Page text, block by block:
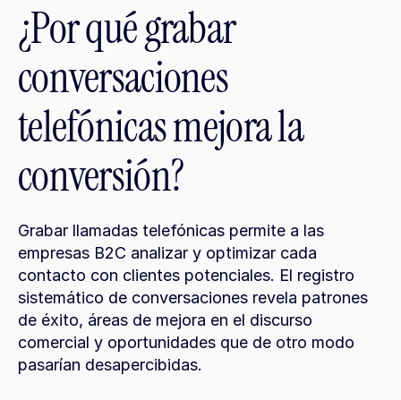
¿Por qué grabar
conversaciones
telefónicas mejora la
conversión?
Grabar llamadas telefónicas permite a las
empresas B2C analizar y optimizar cada
contacto con clientes potenciales. El registro
sistemático de conversaciones revela patrones
de éxito, áreas de mejora en el discurso
comercial y oportunidades que de otro modo
pasarían desapercibidas.